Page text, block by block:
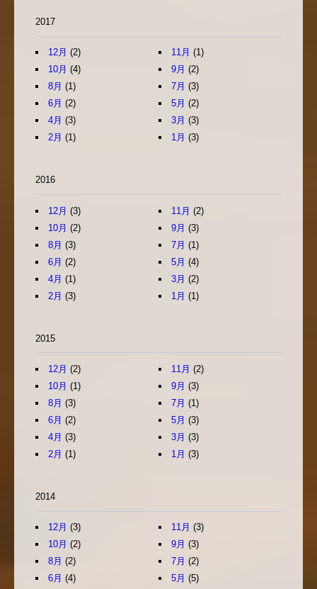
2017
12月 (2) 11月 (1)
10月 (4) 9月 (2)
8月 (1) 7月 (3)
6月 (2) 5月 (2)
4月 (3) 3月 (3)
2月 (1) 1月 (3)
2016
12月 (3) 11月 (2)
10月 (2) 9月 (3)
8月 (3) 7月 (1)
6月 (2) 5月 (4)
4月 (1) 3月 (2)
2月 (3) 1月 (1)
2015
12月 (2) 11月 (2)
10月 (1) 9月 (3)
8月 (3) 7月 (1)
6月 (2) 5月 (3)
4月 (3) 3月 (3)
2月 (1) 1月 (3)
2014
12月 (3) 11月 (3)
10月 (2) 9月 (3)
8月 (2) 7月 (2)
6月 (4) 5月 (5)